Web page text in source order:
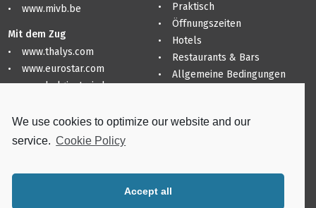
www.mivb.be
Mit dem Zug
www.thalys.com
www.eurostar.com
www.belgiantrain.be
www.brusselsairport.be
www.charleroi-airport.com
Praktisch
Öffnungszeiten
Hotels
Restaurants & Bars
Allgemeine Bedingungen
Praktisch
We use cookies to optimize our website and our
service. Cookie Policy
Accept all